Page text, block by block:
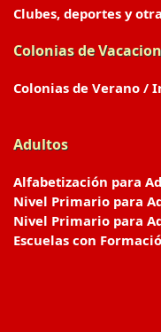
Clubes, deportes y
Colonias de
Colonias de Verano /
Adultos
Alfabetización para
Nivel Primario para
Nivel Primario para
Escuelas con